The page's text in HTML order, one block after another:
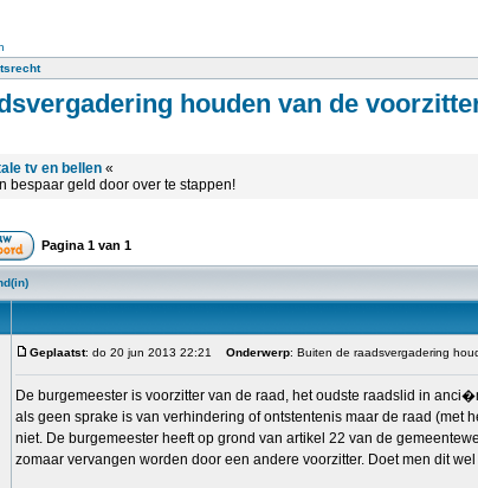
houden van de
tv en bellen «
bespaar geld door over te stappen!
Pagina 1 van 1
Geplaatst: do 20 jun 2013 22:21 Onderwerp: Buiten de raadsvergadering
De burgemeester is voorzitter van de raad, het oudste raadslid in
als geen sprake is van verhindering of ontstentenis maar de raad
niet. De burgemeester heeft op grond van artikel 22 van de
zomaar vervangen worden door een andere voorzitter. Doet men dit